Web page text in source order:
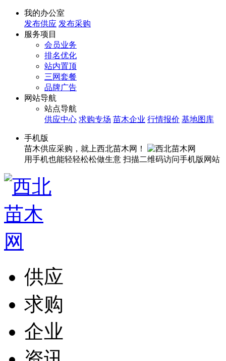
我的办公室
发布供应 发布采购
服务项目
会员业务
排名优化
站内置顶
三网套餐
品牌广告
网站导航
站点导航
供应中心 求购专场 苗木企业 行情报价 基地图库
手机版
苗木供应采购，就上西北苗木网！
用手机也能轻轻松松做生意 扫描二维码访问手机版网站
供应
求购
企业